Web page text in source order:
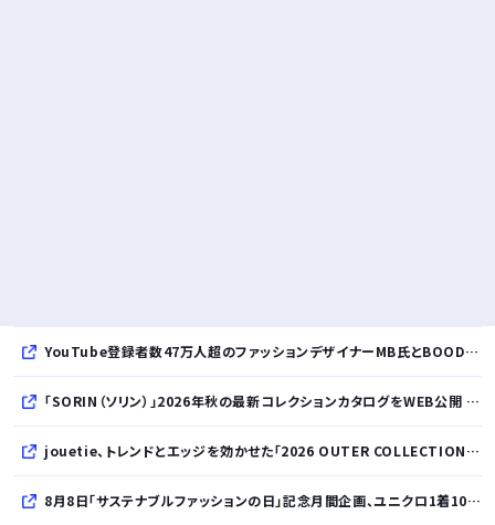
YouTube登録者数47万人超のファッションデザイナーMB氏とBOODYがコラボレーション。極上の着心地を追求した別注Tシャツが8月12日発売開始
「SORIN（ソリン）」2026年秋の最新コレクションカタログをWEB公開 「Paradox in Neutral」をテーマに秩序と反逆が共存する世界観を表現
jouetie、トレンドとエッジを効かせた「2026 OUTER COLLECTION」を公開
8月8日「サステナブルファッションの日」記念月間企画、ユニクロ1着100円買取保証とXプレゼントキャンペーンを実施